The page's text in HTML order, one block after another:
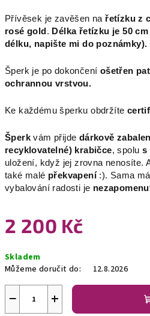
Přívěsek je zavěšen na řetízku z
rosé gold . Délka řetízku je 50
délku, napište mi do poznámky).
Šperk je po dokončení ošetřen
ochrannou vrstvou.
Ke každému šperku obdržíte
Šperk vám přijde dárkově
recyklovatelné) krabičce, spolu s
uložení, když jej zrovna nenosíte.
také malé překvapení :). Sama
vybalování radosti je
2 200 Kč
cena:
Skladem
Můžeme doručit do:
12.8.2026
+
−